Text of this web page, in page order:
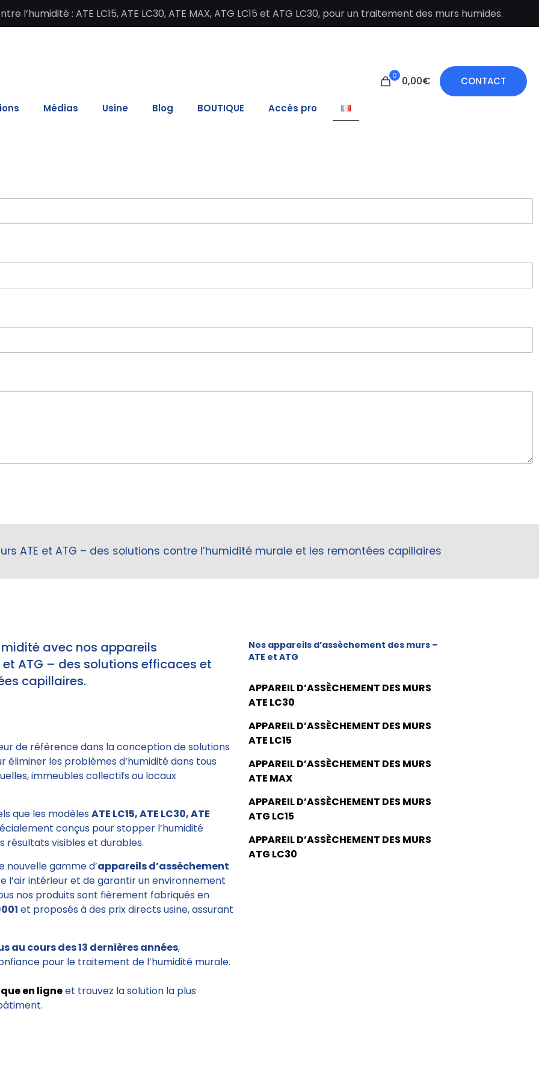
l’humidité : ATE LC15, ATE LC30, ATE MAX, ATG LC15 et ATG LC30, pour un traitement des murs humides.
Médias Usine Blog BOUTIQUE Accès pro
0 0,00€ CONTACT
ATE et ATG – des solutions contre l’humidité murale et les remontées capillaires
avec nos appareils
et ATG – des solutions efficaces et
capillaires.
de référence dans la conception de solutions
éliminer les problèmes d’humidité dans tous
immeubles collectifs ou locaux
que les modèles ATE LC15, ATE LC30, ATE
conçus pour stopper l’humidité
résultats visibles et durables.
nouvelle gamme d’appareils d’assèchement
l’air intérieur et de garantir un environnement
nos produits sont fièrement fabriqués en
et proposés à des prix directs usine, assurant
au cours des 13 dernières années,
pour le traitement de l’humidité murale.
en ligneet trouvez la solution la plus
Nos appareils d’assèchement des murs –
ATE et ATG
APPAREIL D’ASSÈCHEMENT DES MURS
ATE LC30
APPAREIL D’ASSÈCHEMENT DES MURS
ATE LC15
APPAREIL D’ASSÈCHEMENT DES MURS
ATE MAX
APPAREIL D’ASSÈCHEMENT DES MURS
ATG LC15
APPAREIL D’ASSÈCHEMENT DES MURS
ATG LC30